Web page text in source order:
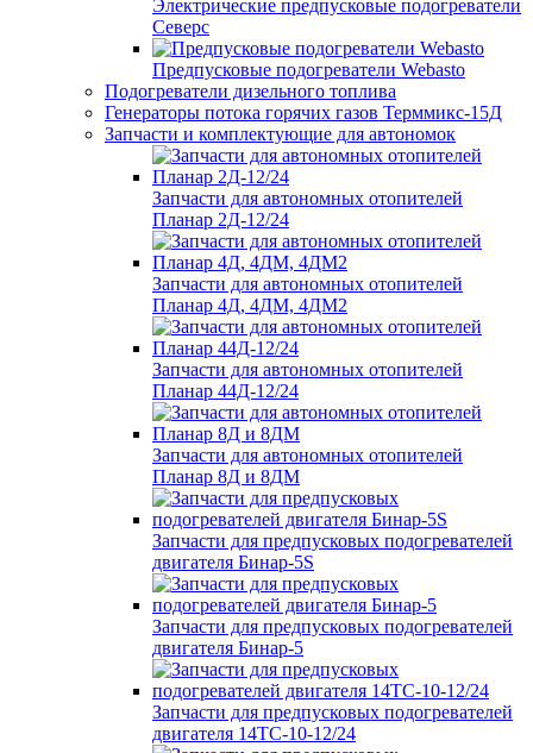
Электрические предпусковые подогреватели
Северс
Предпусковые подогреватели Webasto
Подогреватели дизельного топлива
Генераторы потока горячих газов Терммикс-15Д
Запчасти и комплектующие для автономок
Запчасти для автономных отопителей
Планар 2Д-12/24
Запчасти для автономных отопителей
Планар 4Д, 4ДМ, 4ДМ2
Запчасти для автономных отопителей
Планар 44Д-12/24
Запчасти для автономных отопителей
Планар 8Д и 8ДМ
Запчасти для предпусковых подогревателей
двигателя Бинар-5S
Запчасти для предпусковых подогревателей
двигателя Бинар-5
Запчасти для предпусковых подогревателей
двигателя 14ТС-10-12/24